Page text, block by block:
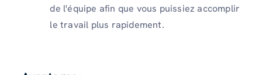
de l'équipe afin que vous puissiez accomplir
le travail plus rapidement.